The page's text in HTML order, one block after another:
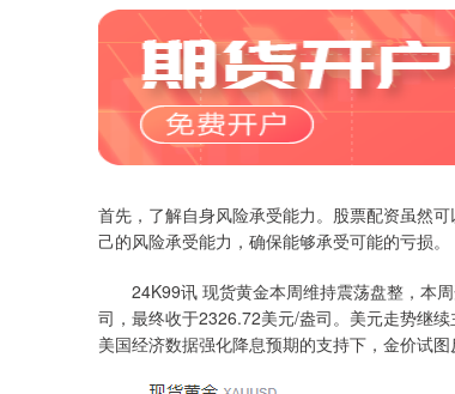
首先，了解自身风险承受能力。股票配资虽然
己的风险承受能力，确保能够承受可能的亏损。
24K99讯 现货黄金本周维持震荡盘整，本周
司，最终收于2326.72美元/盎司。美元走势继
美国经济数据强化降息预期的支持下，金价试